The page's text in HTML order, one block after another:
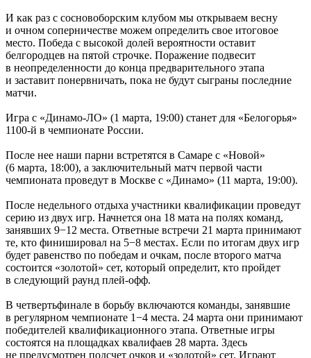
И как раз с сосновоборским клубом мы открываем весну
и очном соперничестве можем определить свое итоговое
место. Победа с высокой долей вероятности оставит
белгородцев на пятой строчке. Поражение подвесит
в неопределенности до конца предварительного этапа
и заставит понервничать, пока не будут сыграны последние
матчи.
Игра с «Динамо-ЛО» (1 марта, 19:00) станет для «Белогорья»
1100-й в чемпионате России.
После нее наши парни встретятся в Самаре с «Новой»
(6 марта, 18:00), а заключительный матч первой части
чемпионата проведут в Москве с «Динамо» (11 марта, 19:00).
После недельного отдыха участники квалификации проведут
серию из двух игр. Начнется она 18 мата на полях команд,
занявших 9−12 места. Ответные встречи 21 марта принимают
те, кто финишировал на 5−8 местах. Если по итогам двух игр
будет равенство по победам и очкам, после второго матча
состоится «золотой» сет, который определит, кто пройдет
в следующий раунд плей-офф.
В четвертьфинале в борьбу включаются команды, занявшие
в регулярном чемпионате 1−4 места. 24 марта они принимают
победителей квалификационного этапа. Ответные игры
состоятся на площадках квалифаев 28 марта. Здесь
не предусмотрен подсчет очков и «золотой» сет. Играют